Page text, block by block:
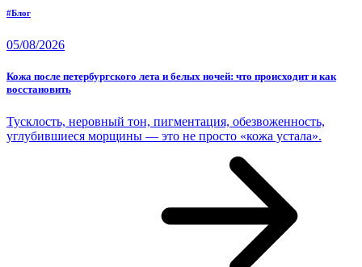
#Блог
05/08/2026
Кожа после петербургского лета и белых ночей: что происходит и как
восстановить
Тусклость, неровный тон, пигментация, обезвоженность,
углубившиеся морщины — это не просто «кожа устала».